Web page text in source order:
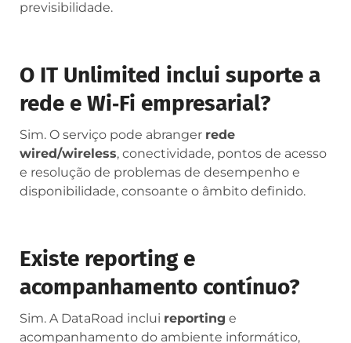
previsibilidade.
O IT Unlimited inclui suporte a
rede e Wi‑Fi empresarial?
Sim. O serviço pode abranger rede
wired/wireless, conectividade, pontos de acesso
e resolução de problemas de desempenho e
disponibilidade, consoante o âmbito definido.
Existe reporting e
acompanhamento contínuo?
Sim. A DataRoad inclui reporting e
acompanhamento do ambiente informático,